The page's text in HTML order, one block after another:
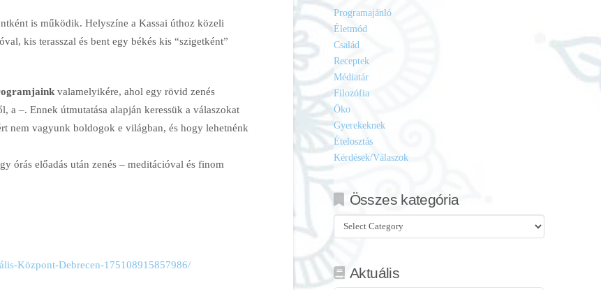
is működik. Helyszíne a Kassai úthoz közeli
kis terasszal és bent egy békés kis “szigetként”
valamelyikére, ahol egy rövid zenés
a –. Ennek útmutatása alapján keressük a válaszokat
nem vagyunk boldogok e világban, és hogy lehetnénk
órás előadás után zenés –meditációval és finom
Központ-Debrecen-175108915857986/
Programajánló
Életmód
Család
Receptek
Médiatár
Filozófia
Öko
Gyerekeknek
Ételosztás
Kérdések/Válaszok
Összes kategória
Összes
kategória
Aktuális